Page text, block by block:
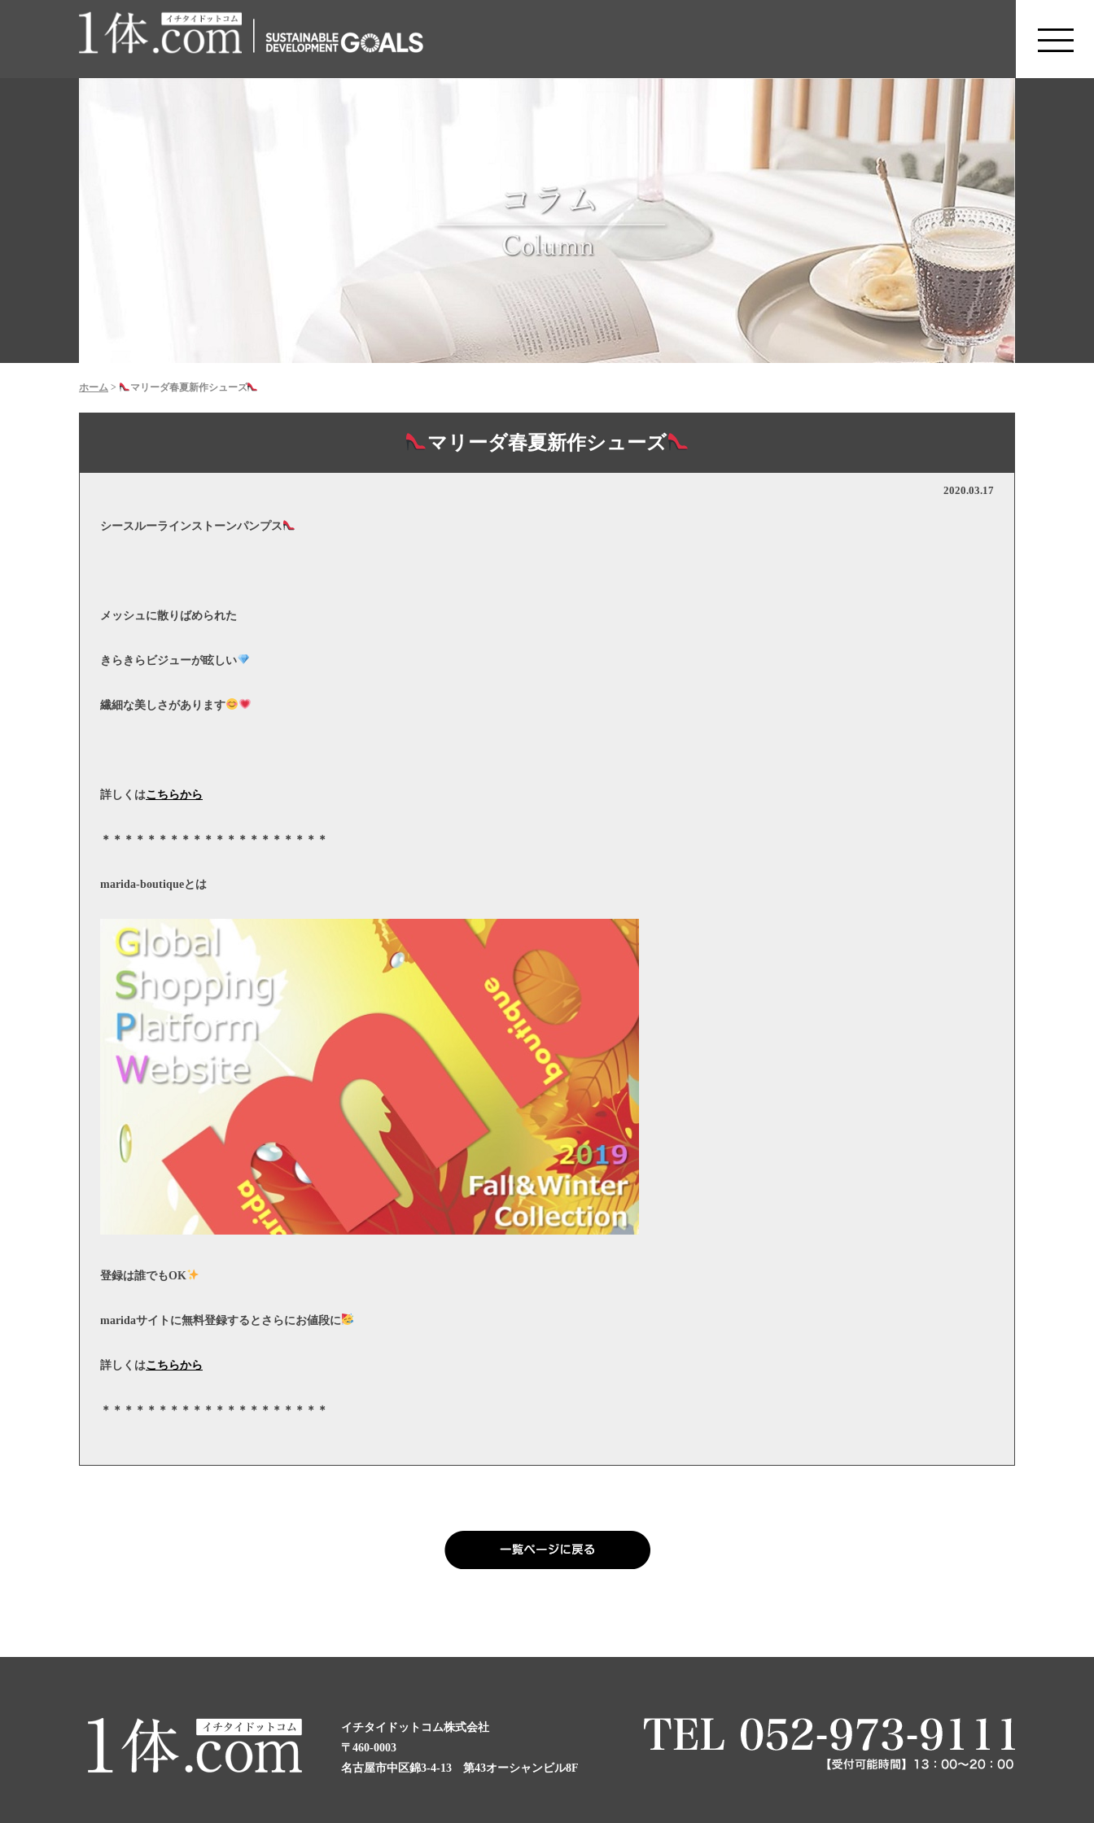
ホーム > マリーダ春夏新作シューズ
マリーダ春夏新作シューズ
2020.03.17
シースルーラインストーンパンプス
メッシュに散りばめられた
きらきらビジューが眩しい
繊細な美しさがあります
詳しくはこちらから
＊＊＊＊＊＊＊＊＊＊＊＊＊＊＊＊＊＊＊＊
marida-boutiqueとは
登録は誰でもOK
maridaサイトに無料登録するとさらにお値段に
詳しくはこちらから
＊＊＊＊＊＊＊＊＊＊＊＊＊＊＊＊＊＊＊＊
イチタイドットコム株式会社
〒460-0003
名古屋市中区錦3-4-13 第43オーシャンビル8F